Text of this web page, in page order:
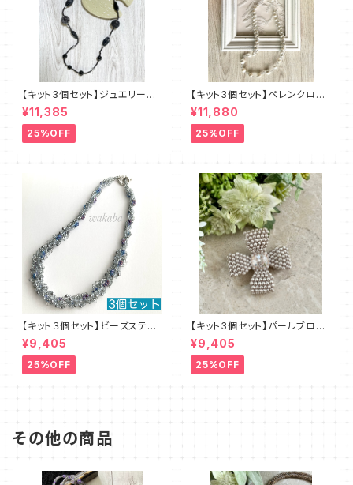
【キット3個セット】ジュエリーク
ロッシェロングネックレス《ルン
ト》クロ amu＋塩川千映子 a
mu
¥11,385
25%OFF
【キット3個セット】ペレンクロッ
シェ《ペルルロング》全2色 amu
＋塩川千映子
¥11,880
25%OFF
【キット３個セット】ビーズステッ
チキット・ブルーレース デザイ
ン：清水理子
¥9,405
25%OFF
【キット3個セット】パールブロー
チ（ピンクベージュ）澤田美子
¥9,405
25%OFF
その他の商品